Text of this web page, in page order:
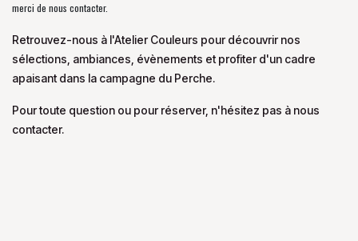
merci de nous contacter.
Retrouvez-nous à l'Atelier Couleurs pour découvrir nos
sélections, ambiances, évènements et profiter d'un cadre
apaisant dans la campagne du Perche.
Pour toute question ou pour réserver, n'hésitez pas à nous
contacter.